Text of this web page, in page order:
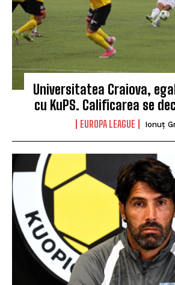
Universitatea Craiova,
cu KuPS. Calificarea se
EUROPA LEAGUE Ionuț